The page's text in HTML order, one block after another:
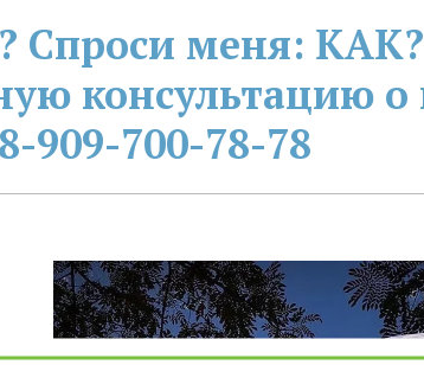
Спроси меня:
консультацию о
909-700-78-78